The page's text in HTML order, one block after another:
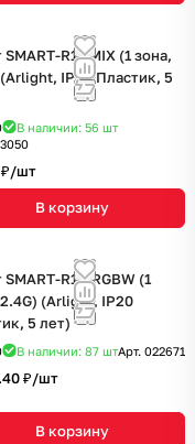
SMART-R11-MIX (1 зона,
IP20 Пластик, 5
В наличии: 56 шт
₽/шт
В корзину
SMART-R14-RGBW (1
(Arlight, IP20
5 лет)
В наличии: 87 штАрт. 022671
₽/шт
В корзину